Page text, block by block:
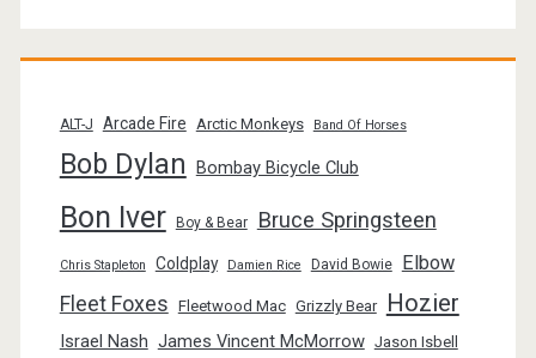
ALT-J Arcade Fire Arctic Monkeys Band Of Horses
Bob Dylan Bombay Bicycle Club
Bon Iver Boy & Bear Bruce Springsteen
Chris Stapleton Coldplay Damien Rice David Bowie Elbow
Fleet Foxes Fleetwood Mac Grizzly Bear Hozier
Israel Nash James Vincent McMorrow Jason Isbell